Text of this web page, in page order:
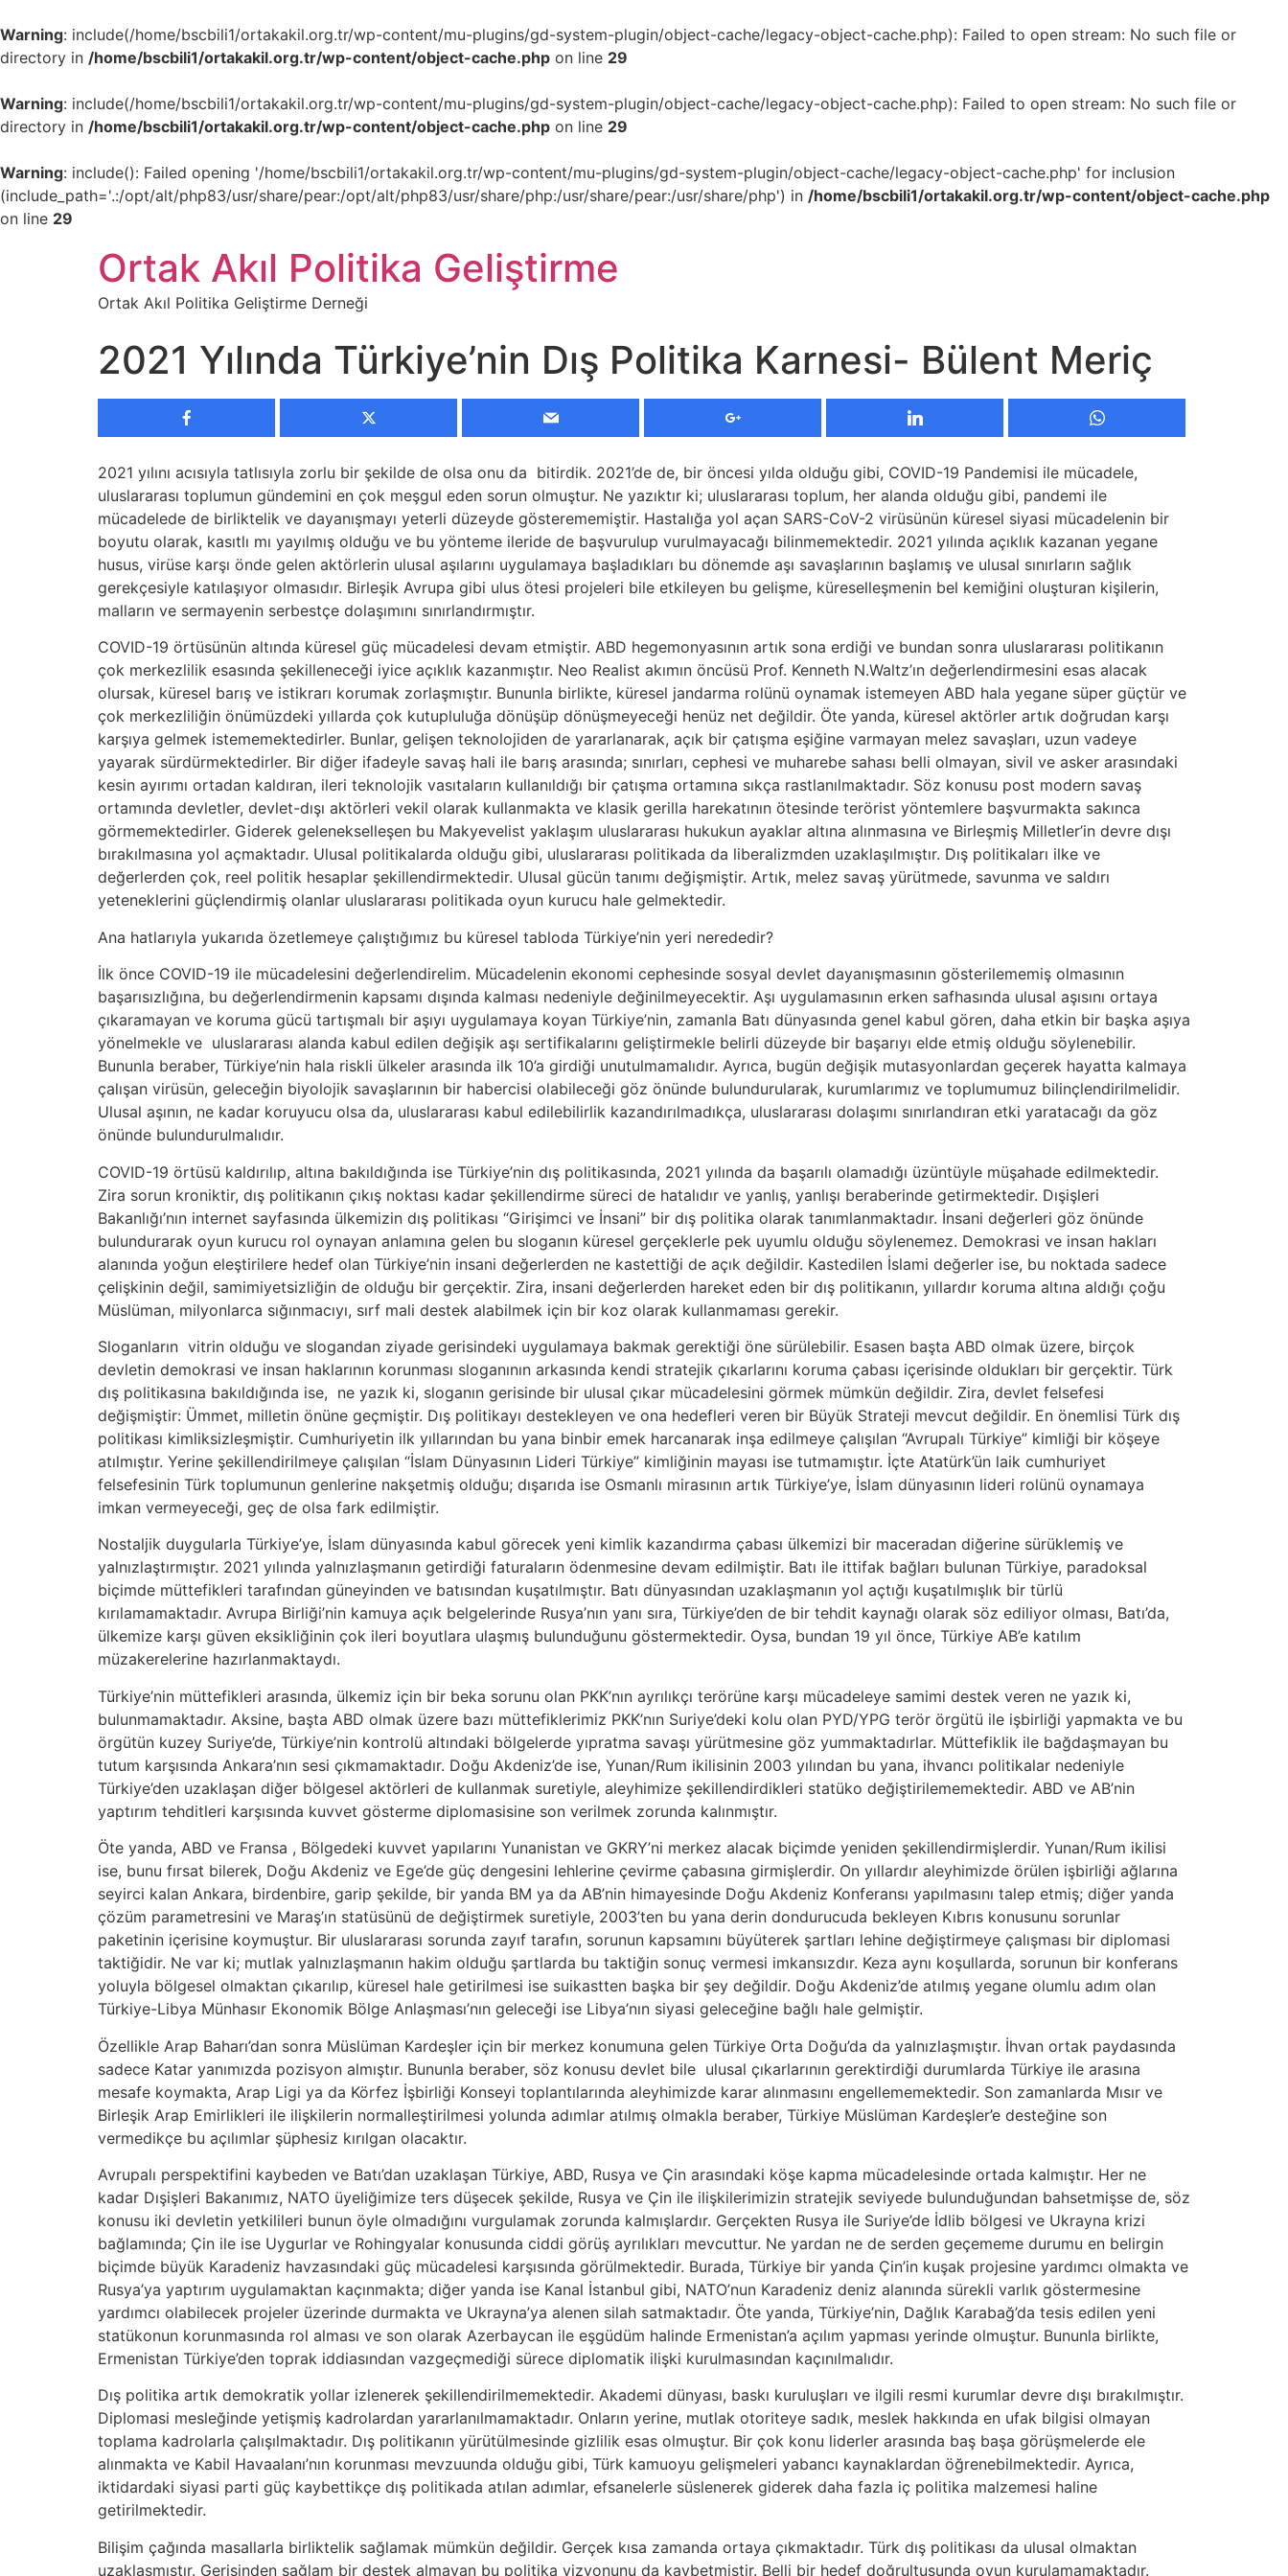
Warning: include(/home/bscbili1/ortakakil.org.tr/wp-content/mu-plugins/gd-system-plugin/object-cache/legacy-object-cache.php): Failed to open stream: No such file or
directory in /home/bscbili1/ortakakil.org.tr/wp-content/object-cache.php on line 29
Warning: include(/home/bscbili1/ortakakil.org.tr/wp-content/mu-plugins/gd-system-plugin/object-cache/legacy-object-cache.php): Failed to open stream: No such file or
directory in /home/bscbili1/ortakakil.org.tr/wp-content/object-cache.php on line 29
Warning: include(): Failed opening '/home/bscbili1/ortakakil.org.tr/wp-content/mu-plugins/gd-system-plugin/object-cache/legacy-object-cache.php' for inclusion
(include_path='.:/opt/alt/php83/usr/share/pear:/opt/alt/php83/usr/share/php:/usr/share/pear:/usr/share/php') in /home/bscbili1/ortakakil.org.tr/wp-content/object-cache.php
on line 29
Ortak Akıl Politika Geliştirme
Ortak Akıl Politika Geliştirme Derneği
2021 Yılında Türkiye’nin Dış Politika Karnesi- Bülent Meriç
2021 yılını acısıyla tatlısıyla zorlu bir şekilde de olsa onu da bitirdik. 2021’de de, bir öncesi yılda olduğu gibi, COVID-19 Pandemisi ile mücadele,
uluslararası toplumun gündemini en çok meşgul eden sorun olmuştur. Ne yazıktır ki; uluslararası toplum, her alanda olduğu gibi, pandemi ile
mücadelede de birliktelik ve dayanışmayı yeterli düzeyde gösterememiştir. Hastalığa yol açan SARS-CoV-2 virüsünün küresel siyasi mücadelenin bir
boyutu olarak, kasıtlı mı yayılmış olduğu ve bu yönteme ileride de başvurulup vurulmayacağı bilinmemektedir. 2021 yılında açıklık kazanan yegane
husus, virüse karşı önde gelen aktörlerin ulusal aşılarını uygulamaya başladıkları bu dönemde aşı savaşlarının başlamış ve ulusal sınırların sağlık
gerekçesiyle katılaşıyor olmasıdır. Birleşik Avrupa gibi ulus ötesi projeleri bile etkileyen bu gelişme, küreselleşmenin bel kemiğini oluşturan kişilerin,
malların ve sermayenin serbestçe dolaşımını sınırlandırmıştır.
COVID-19 örtüsünün altında küresel güç mücadelesi devam etmiştir. ABD hegemonyasının artık sona erdiği ve bundan sonra uluslararası politikanın
çok merkezlilik esasında şekilleneceği iyice açıklık kazanmıştır. Neo Realist akımın öncüsü Prof. Kenneth N.Waltz’ın değerlendirmesini esas alacak
olursak, küresel barış ve istikrarı korumak zorlaşmıştır. Bununla birlikte, küresel jandarma rolünü oynamak istemeyen ABD hala yegane süper güçtür ve
çok merkezliliğin önümüzdeki yıllarda çok kutupluluğa dönüşüp dönüşmeyeceği henüz net değildir. Öte yanda, küresel aktörler artık doğrudan karşı
karşıya gelmek istememektedirler. Bunlar, gelişen teknolojiden de yararlanarak, açık bir çatışma eşiğine varmayan melez savaşları, uzun vadeye
yayarak sürdürmektedirler. Bir diğer ifadeyle savaş hali ile barış arasında; sınırları, cephesi ve muharebe sahası belli olmayan, sivil ve asker arasındaki
kesin ayırımı ortadan kaldıran, ileri teknolojik vasıtaların kullanıldığı bir çatışma ortamına sıkça rastlanılmaktadır. Söz konusu post modern savaş
ortamında devletler, devlet-dışı aktörleri vekil olarak kullanmakta ve klasik gerilla harekatının ötesinde terörist yöntemlere başvurmakta sakınca
görmemektedirler. Giderek gelenekselleşen bu Makyevelist yaklaşım uluslararası hukukun ayaklar altına alınmasına ve Birleşmiş Milletler’in devre dışı
bırakılmasına yol açmaktadır. Ulusal politikalarda olduğu gibi, uluslararası politikada da liberalizmden uzaklaşılmıştır. Dış politikaları ilke ve
değerlerden çok, reel politik hesaplar şekillendirmektedir. Ulusal gücün tanımı değişmiştir. Artık, melez savaş yürütmede, savunma ve saldırı
yeteneklerini güçlendirmiş olanlar uluslararası politikada oyun kurucu hale gelmektedir.
Ana hatlarıyla yukarıda özetlemeye çalıştığımız bu küresel tabloda Türkiye’nin yeri nerededir?
İlk önce COVID-19 ile mücadelesini değerlendirelim. Mücadelenin ekonomi cephesinde sosyal devlet dayanışmasının gösterilememiş olmasının
başarısızlığına, bu değerlendirmenin kapsamı dışında kalması nedeniyle değinilmeyecektir. Aşı uygulamasının erken safhasında ulusal aşısını ortaya
çıkaramayan ve koruma gücü tartışmalı bir aşıyı uygulamaya koyan Türkiye’nin, zamanla Batı dünyasında genel kabul gören, daha etkin bir başka aşıya
yönelmekle ve uluslararası alanda kabul edilen değişik aşı sertifikalarını geliştirmekle belirli düzeyde bir başarıyı elde etmiş olduğu söylenebilir.
Bununla beraber, Türkiye’nin hala riskli ülkeler arasında ilk 10’a girdiği unutulmamalıdır. Ayrıca, bugün değişik mutasyonlardan geçerek hayatta kalmaya
çalışan virüsün, geleceğin biyolojik savaşlarının bir habercisi olabileceği göz önünde bulundurularak, kurumlarımız ve toplumumuz bilinçlendirilmelidir.
Ulusal aşının, ne kadar koruyucu olsa da, uluslararası kabul edilebilirlik kazandırılmadıkça, uluslararası dolaşımı sınırlandıran etki yaratacağı da göz
önünde bulundurulmalıdır.
COVID-19 örtüsü kaldırılıp, altına bakıldığında ise Türkiye’nin dış politikasında, 2021 yılında da başarılı olamadığı üzüntüyle müşahade edilmektedir.
Zira sorun kroniktir, dış politikanın çıkış noktası kadar şekillendirme süreci de hatalıdır ve yanlış, yanlışı beraberinde getirmektedir. Dışişleri
Bakanlığı’nın internet sayfasında ülkemizin dış politikası “Girişimci ve İnsani” bir dış politika olarak tanımlanmaktadır. İnsani değerleri göz önünde
bulundurarak oyun kurucu rol oynayan anlamına gelen bu sloganın küresel gerçeklerle pek uyumlu olduğu söylenemez. Demokrasi ve insan hakları
alanında yoğun eleştirilere hedef olan Türkiye’nin insani değerlerden ne kastettiği de açık değildir. Kastedilen İslami değerler ise, bu noktada sadece
çelişkinin değil, samimiyetsizliğin de olduğu bir gerçektir. Zira, insani değerlerden hareket eden bir dış politikanın, yıllardır koruma altına aldığı çoğu
Müslüman, milyonlarca sığınmacıyı, sırf mali destek alabilmek için bir koz olarak kullanmaması gerekir.
Sloganların vitrin olduğu ve slogandan ziyade gerisindeki uygulamaya bakmak gerektiği öne sürülebilir. Esasen başta ABD olmak üzere, birçok
devletin demokrasi ve insan haklarının korunması sloganının arkasında kendi stratejik çıkarlarını koruma çabası içerisinde oldukları bir gerçektir. Türk
dış politikasına bakıldığında ise, ne yazık ki, sloganın gerisinde bir ulusal çıkar mücadelesini görmek mümkün değildir. Zira, devlet felsefesi
değişmiştir: Ümmet, milletin önüne geçmiştir. Dış politikayı destekleyen ve ona hedefleri veren bir Büyük Strateji mevcut değildir. En önemlisi Türk dış
politikası kimliksizleşmiştir. Cumhuriyetin ilk yıllarından bu yana binbir emek harcanarak inşa edilmeye çalışılan “Avrupalı Türkiye” kimliği bir köşeye
atılmıştır. Yerine şekillendirilmeye çalışılan “İslam Dünyasının Lideri Türkiye” kimliğinin mayası ise tutmamıştır. İçte Atatürk’ün laik cumhuriyet
felsefesinin Türk toplumunun genlerine nakşetmiş olduğu; dışarıda ise Osmanlı mirasının artık Türkiye’ye, İslam dünyasının lideri rolünü oynamaya
imkan vermeyeceği, geç de olsa fark edilmiştir.
Nostaljik duygularla Türkiye’ye, İslam dünyasında kabul görecek yeni kimlik kazandırma çabası ülkemizi bir maceradan diğerine sürüklemiş ve
yalnızlaştırmıştır. 2021 yılında yalnızlaşmanın getirdiği faturaların ödenmesine devam edilmiştir. Batı ile ittifak bağları bulunan Türkiye, paradoksal
biçimde müttefikleri tarafından güneyinden ve batısından kuşatılmıştır. Batı dünyasından uzaklaşmanın yol açtığı kuşatılmışlık bir türlü
kırılamamaktadır. Avrupa Birliği’nin kamuya açık belgelerinde Rusya’nın yanı sıra, Türkiye’den de bir tehdit kaynağı olarak söz ediliyor olması, Batı’da,
ülkemize karşı güven eksikliğinin çok ileri boyutlara ulaşmış bulunduğunu göstermektedir. Oysa, bundan 19 yıl önce, Türkiye AB’e katılım
müzakerelerine hazırlanmaktaydı.
Türkiye’nin müttefikleri arasında, ülkemiz için bir beka sorunu olan PKK’nın ayrılıkçı terörüne karşı mücadeleye samimi destek veren ne yazık ki,
bulunmamaktadır. Aksine, başta ABD olmak üzere bazı müttefiklerimiz PKK’nın Suriye’deki kolu olan PYD/YPG terör örgütü ile işbirliği yapmakta ve bu
örgütün kuzey Suriye’de, Türkiye’nin kontrolü altındaki bölgelerde yıpratma savaşı yürütmesine göz yummaktadırlar. Müttefiklik ile bağdaşmayan bu
tutum karşısında Ankara’nın sesi çıkmamaktadır. Doğu Akdeniz’de ise, Yunan/Rum ikilisinin 2003 yılından bu yana, ihvancı politikalar nedeniyle
Türkiye’den uzaklaşan diğer bölgesel aktörleri de kullanmak suretiyle, aleyhimize şekillendirdikleri statüko değiştirilememektedir. ABD ve AB’nin
yaptırım tehditleri karşısında kuvvet gösterme diplomasisine son verilmek zorunda kalınmıştır.
Öte yanda, ABD ve Fransa , Bölgedeki kuvvet yapılarını Yunanistan ve GKRY’ni merkez alacak biçimde yeniden şekillendirmişlerdir. Yunan/Rum ikilisi
ise, bunu fırsat bilerek, Doğu Akdeniz ve Ege’de güç dengesini lehlerine çevirme çabasına girmişlerdir. On yıllardır aleyhimizde örülen işbirliği ağlarına
seyirci kalan Ankara, birdenbire, garip şekilde, bir yanda BM ya da AB’nin himayesinde Doğu Akdeniz Konferansı yapılmasını talep etmiş; diğer yanda
çözüm parametresini ve Maraş’ın statüsünü de değiştirmek suretiyle, 2003’ten bu yana derin dondurucuda bekleyen Kıbrıs konusunu sorunlar
paketinin içerisine koymuştur. Bir uluslararası sorunda zayıf tarafın, sorunun kapsamını büyüterek şartları lehine değiştirmeye çalışması bir diplomasi
taktiğidir. Ne var ki; mutlak yalnızlaşmanın hakim olduğu şartlarda bu taktiğin sonuç vermesi imkansızdır. Keza aynı koşullarda, sorunun bir konferans
yoluyla bölgesel olmaktan çıkarılıp, küresel hale getirilmesi ise suikastten başka bir şey değildir. Doğu Akdeniz’de atılmış yegane olumlu adım olan
Türkiye-Libya Münhasır Ekonomik Bölge Anlaşması’nın geleceği ise Libya’nın siyasi geleceğine bağlı hale gelmiştir.
Özellikle Arap Baharı’dan sonra Müslüman Kardeşler için bir merkez konumuna gelen Türkiye Orta Doğu’da da yalnızlaşmıştır. İhvan ortak paydasında
sadece Katar yanımızda pozisyon almıştır. Bununla beraber, söz konusu devlet bile ulusal çıkarlarının gerektirdiği durumlarda Türkiye ile arasına
mesafe koymakta, Arap Ligi ya da Körfez İşbirliği Konseyi toplantılarında aleyhimizde karar alınmasını engellememektedir. Son zamanlarda Mısır ve
Birleşik Arap Emirlikleri ile ilişkilerin normalleştirilmesi yolunda adımlar atılmış olmakla beraber, Türkiye Müslüman Kardeşler’e desteğine son
vermedikçe bu açılımlar şüphesiz kırılgan olacaktır.
Avrupalı perspektifini kaybeden ve Batı’dan uzaklaşan Türkiye, ABD, Rusya ve Çin arasındaki köşe kapma mücadelesinde ortada kalmıştır. Her ne
kadar Dışişleri Bakanımız, NATO üyeliğimize ters düşecek şekilde, Rusya ve Çin ile ilişkilerimizin stratejik seviyede bulunduğundan bahsetmişse de, söz
konusu iki devletin yetkilileri bunun öyle olmadığını vurgulamak zorunda kalmışlardır. Gerçekten Rusya ile Suriye’de İdlib bölgesi ve Ukrayna krizi
bağlamında; Çin ile ise Uygurlar ve Rohingyalar konusunda ciddi görüş ayrılıkları mevcuttur. Ne yardan ne de serden geçememe durumu en belirgin
biçimde büyük Karadeniz havzasındaki güç mücadelesi karşısında görülmektedir. Burada, Türkiye bir yanda Çin’in kuşak projesine yardımcı olmakta ve
Rusya’ya yaptırım uygulamaktan kaçınmakta; diğer yanda ise Kanal İstanbul gibi, NATO’nun Karadeniz deniz alanında sürekli varlık göstermesine
yardımcı olabilecek projeler üzerinde durmakta ve Ukrayna’ya alenen silah satmaktadır. Öte yanda, Türkiye’nin, Dağlık Karabağ’da tesis edilen yeni
statükonun korunmasında rol alması ve son olarak Azerbaycan ile eşgüdüm halinde Ermenistan’a açılım yapması yerinde olmuştur. Bununla birlikte,
Ermenistan Türkiye’den toprak iddiasından vazgeçmediği sürece diplomatik ilişki kurulmasından kaçınılmalıdır.
Dış politika artık demokratik yollar izlenerek şekillendirilmemektedir. Akademi dünyası, baskı kuruluşları ve ilgili resmi kurumlar devre dışı bırakılmıştır.
Diplomasi mesleğinde yetişmiş kadrolardan yararlanılmamaktadır. Onların yerine, mutlak otoriteye sadık, meslek hakkında en ufak bilgisi olmayan
toplama kadrolarla çalışılmaktadır. Dış politikanın yürütülmesinde gizlilik esas olmuştur. Bir çok konu liderler arasında baş başa görüşmelerde ele
alınmakta ve Kabil Havaalanı’nın korunması mevzuunda olduğu gibi, Türk kamuoyu gelişmeleri yabancı kaynaklardan öğrenebilmektedir. Ayrıca,
iktidardaki siyasi parti güç kaybettikçe dış politikada atılan adımlar, efsanelerle süslenerek giderek daha fazla iç politika malzemesi haline
getirilmektedir.
Bilişim çağında masallarla birliktelik sağlamak mümkün değildir. Gerçek kısa zamanda ortaya çıkmaktadır. Türk dış politikası da ulusal olmaktan
uzaklaşmıştır. Gerisinden sağlam bir destek almayan bu politika vizyonunu da kaybetmiştir. Belli bir hedef doğrultusunda oyun kurulamamaktadır.